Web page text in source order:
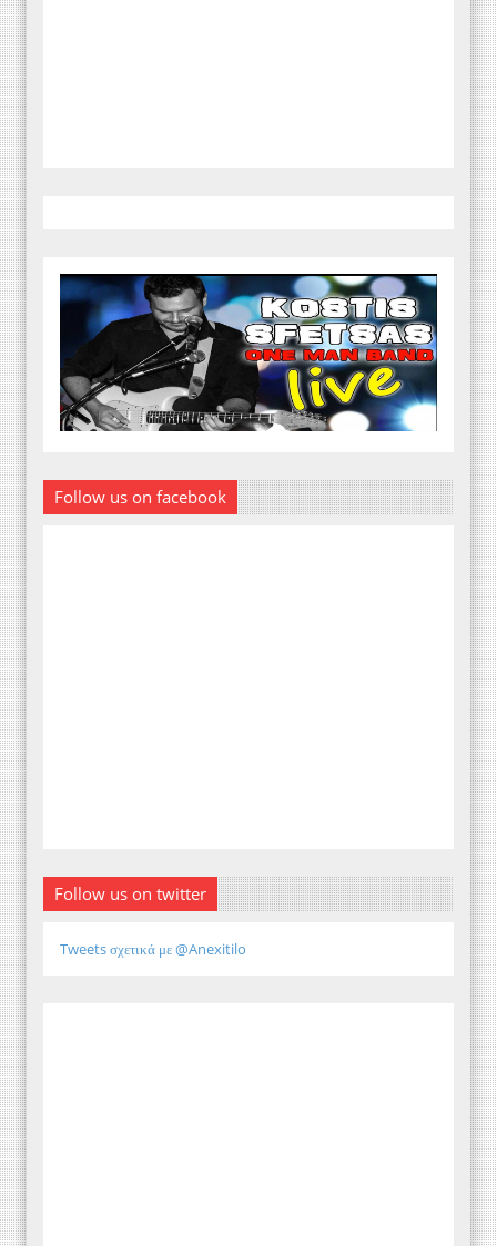
Follow us on facebook
Follow us on twitter
Tweets σχετικά με @Anexitilo